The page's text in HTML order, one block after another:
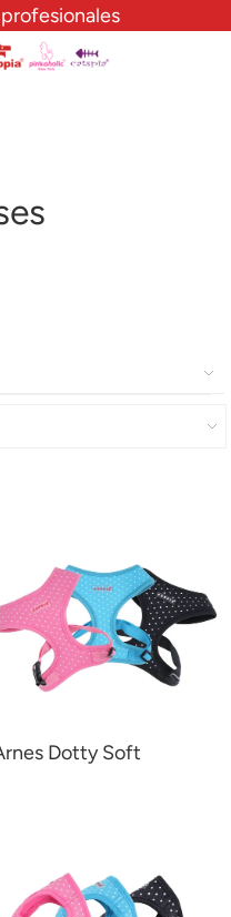
Dotty Soft